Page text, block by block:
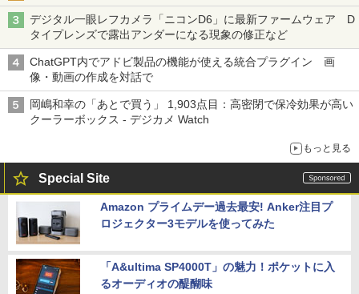
デジタル一眼レフカメラ「ニコンD6」に最新ファームウェア D
タイプレンズで露出アンダーになる現象の修正など
ChatGPT内でアドビ製品の機能が使える統合プラグイン 画
像・動画の作成を対話で
岡嶋和幸の「あとで買う」 1,903点目：高密閉で保冷効果が高い
クーラーボックス - デジカメ Watch
もっと見る
Special Site
Amazon プライムデー過去最安! Anker注目プ
ロジェクター3モデルを使ってみた
「A&ultima SP4000T」の魅力！ポケットに入
るオーディオの醍醐味